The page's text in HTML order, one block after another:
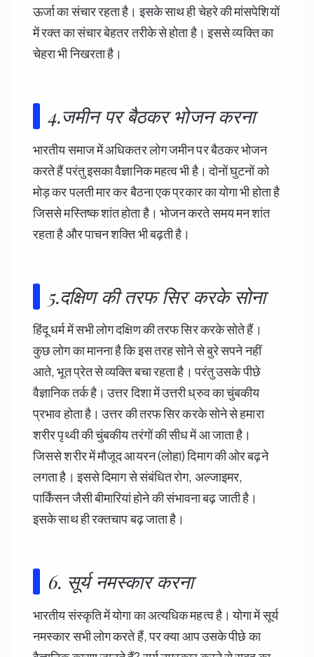
ऊर्जा का संचार रहता है। इसके साथ ही चेहरे की मांसपेशियों
में रक्त का संचार बेहतर तरीके से होता है। इससे व्यक्ति का
चेहरा भी निखरता है।
4.जमीन पर बैठकर भोजन करना
भारतीय समाज में अधिकतर लोग जमीन पर बैठकर भोजन
करते हैं परंतु इसका वैज्ञानिक महत्व भी है। दोनों घुटनों को
मोड़ कर पलती मार कर बैठना एक प्रकार का योगा भी होता है
जिससे मस्तिष्क शांत होता है। भोजन करते समय मन शांत
रहता है और पाचन शक्ति भी बढ़ती है।
5.दक्षिण की तरफ सिर करके सोना
हिंदू धर्म में सभी लोग दक्षिण की तरफ सिर करके सोते हैं।
कुछ लोग का मानना है कि इस तरह सोने से बुरे सपने नहीं
आते, भूत प्रेत से व्यक्ति बचा रहता है। परंतु उसके पीछे
वैज्ञानिक तर्क है। उत्तर दिशा में उत्तरी ध्रुव का चुंबकीय
प्रभाव होता है। उत्तर की तरफ सिर करके सोने सेहमारा
शरीर पृथ्वी की चुंबकीय तरंगों की सीध में आ जाता है।
जिससे शरीर में मौजूद आयरन (लोहा) दिमाग की ओर बढ़ने
लगता है। इससे दिमाग से संबंधित रोग, अल्जाइमर,
पार्किंसन जैसी बीमारियां होने की संभावना बढ़ जाती है।
इसके साथ ही रक्तचाप बढ़ जाता है।
6. सूर्य नमस्कार करना
भारतीय संस्कृति में योगा का अत्यधिक महत्व है। योगा में सूर्य
नमस्कार सभी लोग करते हैं, पर क्या आप उसके पीछे का